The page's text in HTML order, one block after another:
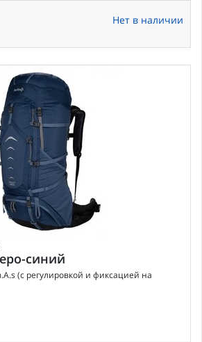
Нет в наличии
синий
(с регулировкой и фиксацией на